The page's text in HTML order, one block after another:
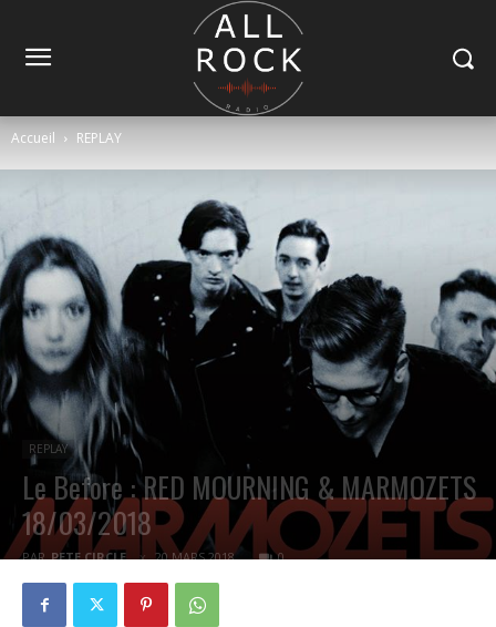
Accueil REPLAY
REPLAY
Le Before : RED MOURNING & MARMOZETS
18/03/2018
PAR PETE CIRCLE 20 MARS 2018 0